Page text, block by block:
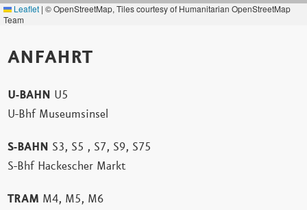
Leaflet | © OpenStreetMap, Tiles courtesy of Humanitarian OpenStreetMap
Team
ANFAHRT
U-BAHN U5
U-Bhf Museumsinsel
S-BAHN S3, S5 , S7, S9, S75
S-Bhf Hackescher Markt
TRAM M4, M5, M6